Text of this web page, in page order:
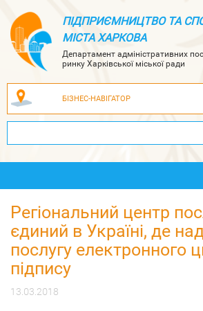
ПІДПРИЄМНИЦТВО ТА
МІСТА ХАРКОВА
Департамент адміністративних
ринку Харківської міської ради
БІЗНЕС-НАВІГАТОР
Регіональний центр
єдиний в Україні, де
послугу електронного
підпису
13.03.2018